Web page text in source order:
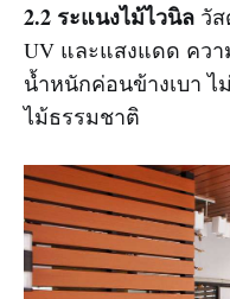
2.2 ระแนงไม้ไวนิล วั
UV และแสงแดด ควา
น้ำหนักค่อนข้างเบา
ไม้ธรรมชาติ